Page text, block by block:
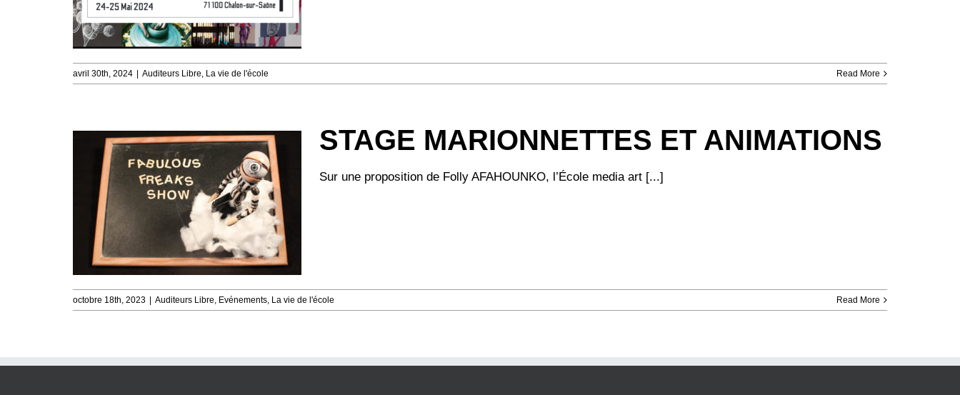
avril 30th, 2024 Auditeurs Libre, La vie de l'école Read More
STAGE MARIONNETTES ET ANIMATIONS
Sur une proposition de Folly AFAHOUNKO, l’École media art [...]
octobre 18th, 2023 Auditeurs Libre, Evénements, La vie de l'école Read More